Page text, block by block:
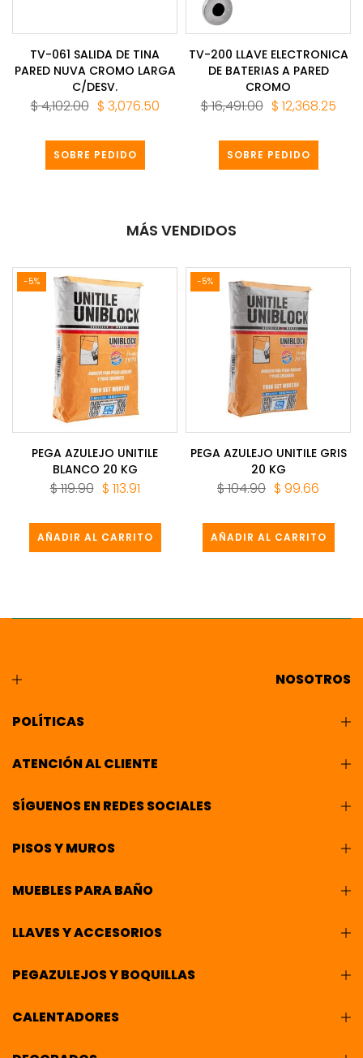
TV-061 SALIDA DE TINA
PARED NUVA CROMO LARGA
C/DESV.
$ 4,102.00 $ 3,076.50
SOBRE PEDIDO
TV-200 LLAVE ELECTRONICA
DE BATERIAS A PARED
CROMO
$ 16,491.00 $ 12,368.25
SOBRE PEDIDO
MÁS VENDIDOS
-5%
PEGA AZULEJO UNITILE
BLANCO 20 KG
$ 119.90 $ 113.91
AÑADIR AL CARRITO
-5%
PEGA AZULEJO UNITILE GRIS
20 KG
$ 104.90 $ 99.66
AÑADIR AL CARRITO
NOSOTROS
POLÍTICAS
ATENCIÓN AL CLIENTE
SÍGUENOS EN REDES SOCIALES
PISOS Y MUROS
MUEBLES PARA BAÑO
LLAVES Y ACCESORIOS
PEGAZULEJOS Y BOQUILLAS
CALENTADORES